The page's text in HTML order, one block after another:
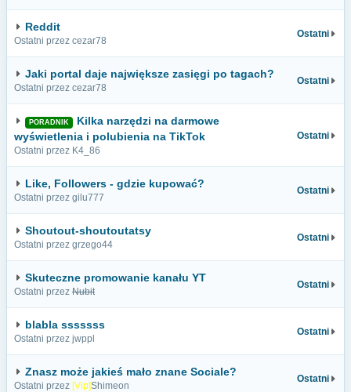
Reddit
Ostatni przez cezar78
Ostatni
Jaki portal daje największe zasięgi po tagach?
Ostatni przez cezar78
Ostatni
PORADNIK
Kilka narzędzi na darmowe
wyświetlenia i polubienia na TikTok
Ostatni przez K4_86
Ostatni
Like, Followers - gdzie kupować?
Ostatni przez gilu777
Ostatni
Shoutout-shoutoutatsy
Ostatni przez grzego44
Ostatni
Skuteczne promowanie kanału YT
Ostatni przez Nubit
Ostatni
blabla sssssss
Ostatni przez jwppl
Ostatni
Znasz może jakieś mało znane Sociale?
Ostatni przez [Vip]Shimeon
Ostatni